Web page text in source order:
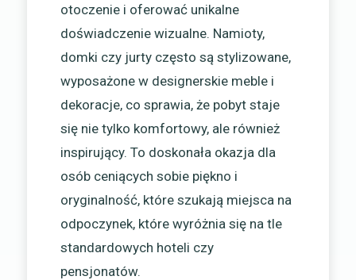
otoczenie i oferować unikalne
doświadczenie wizualne. Namioty,
domki czy jurty często są stylizowane,
wyposażone w designerskie meble i
dekoracje, co sprawia, że pobyt staje
się nie tylko komfortowy, ale również
inspirujący. To doskonała okazja dla
osób ceniących sobie piękno i
oryginalność, które szukają miejsca na
odpoczynek, które wyróżnia się na tle
standardowych hoteli czy
pensjonatów.